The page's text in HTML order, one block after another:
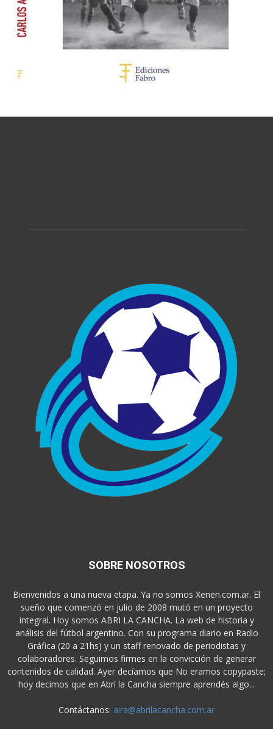
SOBRE NOSOTROS
Bienvenidos a una nueva etapa. Ya no somos Xenen.com.ar. El
sueño que comenzó en julio de 2008 mutó en un proyecto
integral. Hoy somos ABRI LA CANCHA. La web de historia y
análisis del fútbol argentino. Con su programa diario en Radio
Gráfica (20 a 21hs) y un staff renovado de periodistas y
colaboradores. Seguimos firmes en la convicción de generar
contenidos de calidad. Ayer decíamos que No eramos copypaste;
hoy decimos que en Abrí la Cancha siempre aprendés algo...
Contáctanos: aira@abrilacancha.com.ar